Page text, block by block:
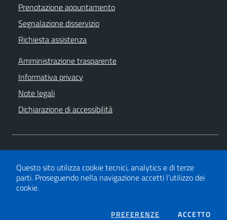
Prenotazione appuntamento
Segnalazione disservizio
Richiesta assistenza
Amministrazione trasparente
Informativa privacy
Note legali
Dichiarazione di accessibilità
SEGUICI SU
FacebookTwitter YouTube
Questo sito utilizza cookie tecnici, analytics e di terze
parti. Proseguendo nella navigazione accetti l’utilizzo dei
cookie.
PREFERENZE COOKIESACCETTOI